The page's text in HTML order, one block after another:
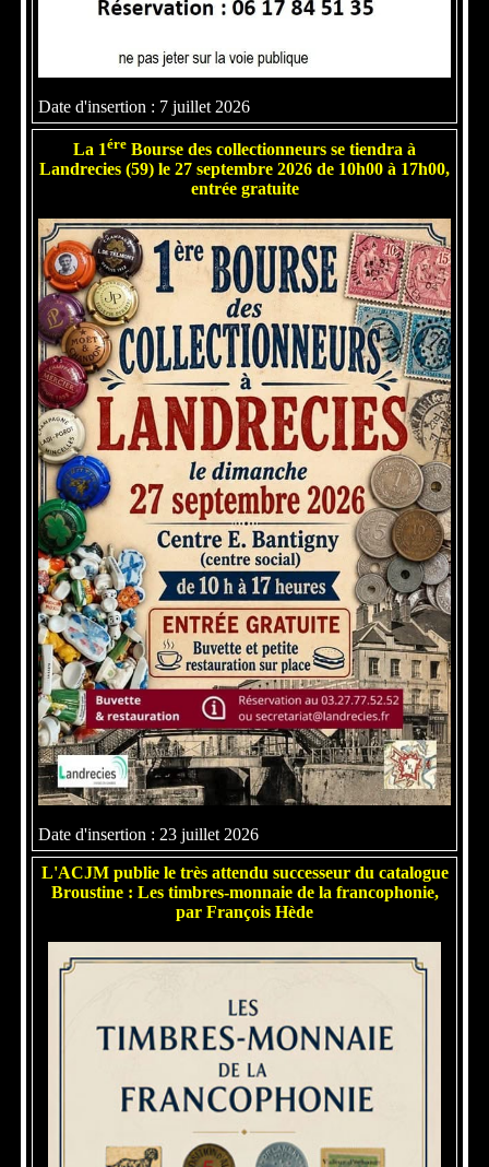
Date d'insertion : 7 juillet 2026
La 1ére Bourse des collectionneurs se tiendra à
Landrecies (59) le 27 septembre 2026 de 10h00 à 17h00,
entrée gratuite
Date d'insertion : 23 juillet 2026
L'ACJM publie le très attendu successeur du catalogue
Broustine : Les timbres-monnaie de la francophonie,
par François Hède